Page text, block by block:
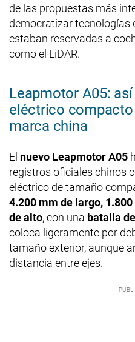
de las propuestas más
democratizar tecnologías
estaban reservadas a
como el LiDAR.
Leapmotor A05:
eléctrico compacto
marca china
El nuevo Leapmotor A05
registros oficiales chinos
eléctrico de tamaño
4.200 mm de largo,
de alto, con una batalla
coloca ligeramente por
tamaño exterior, aunque
distancia entre ejes.